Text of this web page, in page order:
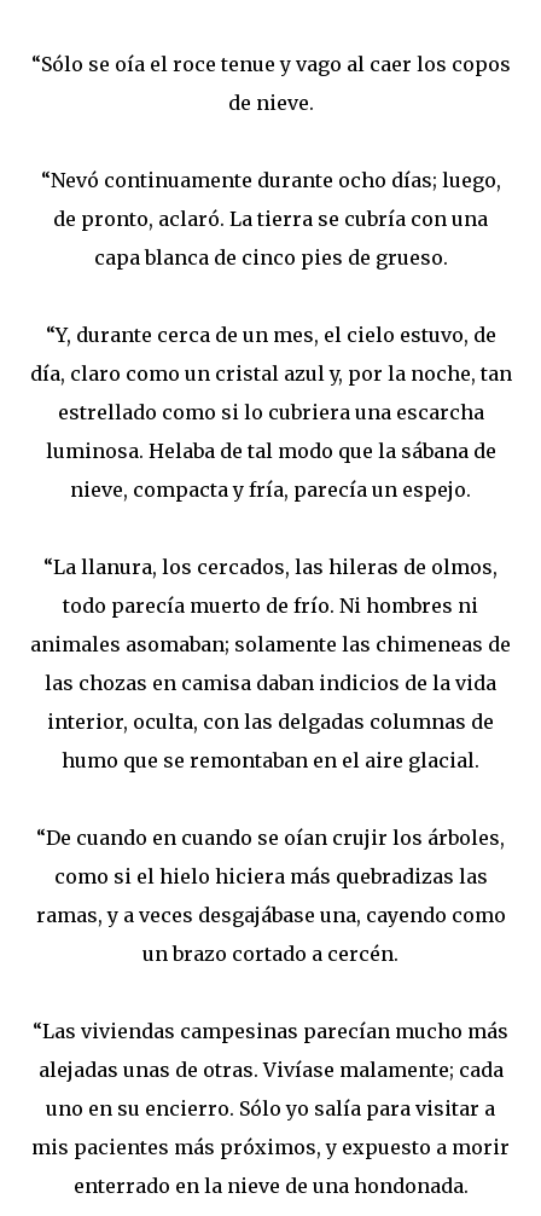
“Sólo se oía el roce tenue y vago al caer los copos
de nieve.
“Nevó continuamente durante ocho días; luego,
de pronto, aclaró. La tierra se cubría con una
capa blanca de cinco pies de grueso.
“Y, durante cerca de un mes, el cielo estuvo, de
día, claro como un cristal azul y, por la noche, tan
estrellado como si lo cubriera una escarcha
luminosa. Helaba de tal modo que la sábana de
nieve, compacta y fría, parecía un espejo.
“La llanura, los cercados, las hileras de olmos,
todo parecía muerto de frío. Ni hombres ni
animales asomaban; solamente las chimeneas de
las chozas en camisa daban indicios de la vida
interior, oculta, con las delgadas columnas de
humo que se remontaban en el aire glacial.
“De cuando en cuando se oían crujir los árboles,
como si el hielo hiciera más quebradizas las
ramas, y a veces desgajábase una, cayendo como
un brazo cortado a cercén.
“Las viviendas campesinas parecían mucho más
alejadas unas de otras. Vivíase malamente; cada
uno en su encierro. Sólo yo salía para visitar a
mis pacientes más próximos, y expuesto a morir
enterrado en la nieve de una hondonada.